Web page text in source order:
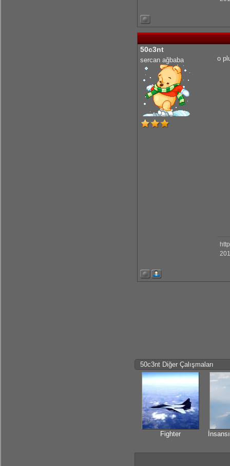
50c3nt
sercan ağbaba o
50c3nt Diğer Çalışmaları
Fighter